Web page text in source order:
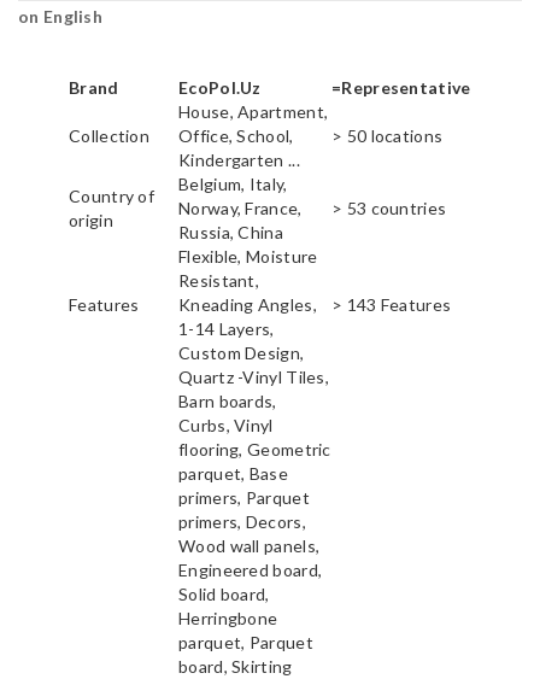
on English
Brand EcoPol.Uz =Representative
Collection
House, Apartment,
Office, School,
Kindergarten ...
> 50 locations
Country of
origin
Belgium, Italy,
Norway, France,
Russia, China
> 53 countries
Features
Flexible, Moisture
Resistant,
Kneading Angles,
1-14 Layers,
Custom Design,
> 143 Features
Quartz -Vinyl Tiles,
Barn boards,
Curbs, Vinyl
flooring, Geometric
parquet, Base
primers, Parquet
primers, Decors,
Wood wall panels,
Engineered board,
Solid board,
Herringbone
parquet, Parquet
board, Skirting